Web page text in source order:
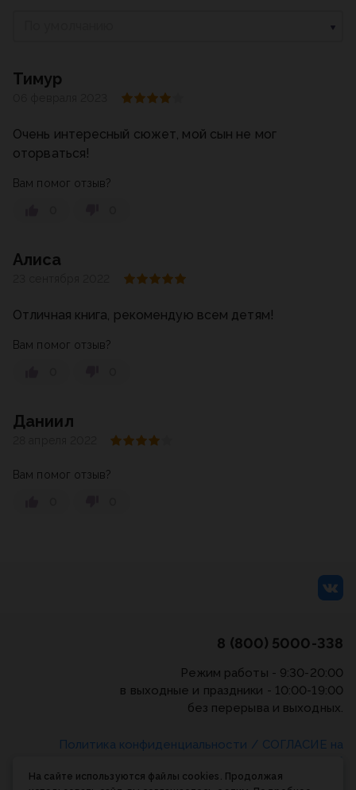
Тимур
Очень интересный сюжет, мой сын не мог
оторваться!
Вам помог отзыв?
Алиса
Отличная книга, рекомендую всем детям!
Вам помог отзыв?
Даниил
Вам помог отзыв?
8 (800) 5000-338
Режим работы - 9:30-20:00
в выходные и праздники - 10:00-19:00
без перерыва и выходных.
Политика конфиденциальности / СОГЛАСИЕ на
использовании cookie-файлов
На сайте используются файлы cookies. Продолжая